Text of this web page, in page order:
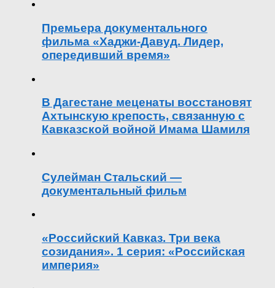
Премьера документального
фильма «Хаджи-Давуд. Лидер,
опередивший время»
В Дагестане меценаты восстановят
Ахтынскую крепость, связанную с
Кавказской войной Имама Шамиля
Сулейман Стальский —
документальный фильм
«Российский Кавказ. Три века
созидания». 1 серия: «Российская
империя»